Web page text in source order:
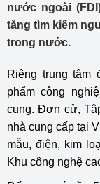
nước ngoài
tăng tìm kiếm
trong nước.
Riêng trung tâm
phẩm công
cung. Đơn cử,
nhà cung cấp tại
mẫu, điện, kim
Khu công nghệ